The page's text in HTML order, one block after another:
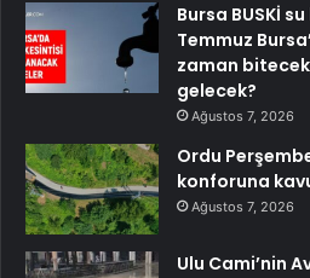
Bursa BUSKİ
Temmuz
zaman
gelecek?
Ağustos 7, 2026
Ordu
konforuna
Ağustos 7, 2026
Ulu Cami’nin